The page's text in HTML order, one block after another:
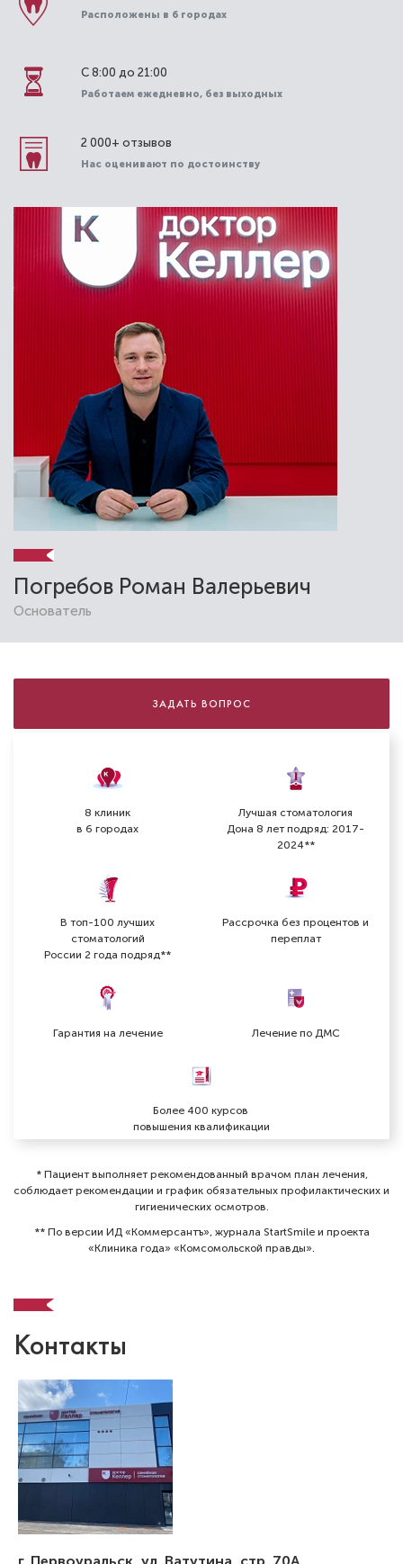
Расположены в 6 городах
С 8:00 до 21:00
Работаем ежедневно, без выходных
2 000+ отзывов
Нас оценивают по достоинству
Погребов Роман Валерьевич
Основатель
ЗАДАТЬ ВОПРОС
8 клиник
в 6 городах
Лучшая стоматология
Дона 8 лет подряд: 2017-
2024**
В топ-100 лучших
стоматологий
России 2 года подряд**
Рассрочка без процентов и
переплат
Гарантия на лечение Лечение по ДМС
Более 400 курсов
повышения квалификации
* Пациент выполняет рекомендованный врачом план лечения,
соблюдает рекомендации и график обязательных профилактических и
гигиенических осмотров⁠.
** По версии ИД «Коммерсантъ», журнала StartSmile и проекта
«Клиника года» «Комсомольской правды».
Контакты